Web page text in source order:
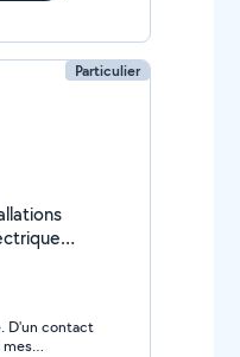
Particulier
de vos
D'un contact